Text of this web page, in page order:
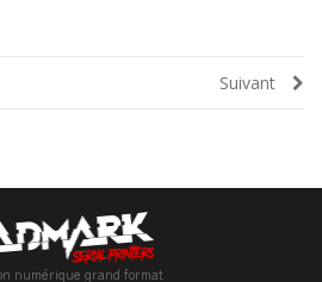
Suivant
numérique grand format